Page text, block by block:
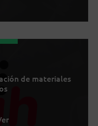
de materiales